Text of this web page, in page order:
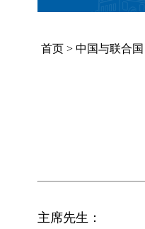
首页 > 中国与联合国
主席先生：